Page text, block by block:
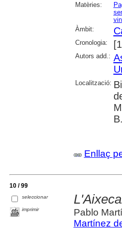
Matèries:
Àmbit:
Cronologia:
Autors add.:
Localització:
Enllaç
10 / 99
seleccionar
imprimir
Pablo
Martínez